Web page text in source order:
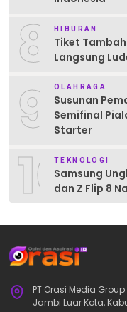
8 HIBURAN
Tiket
Langsung
9 OLAHRAGA
Susunan
Semifinal
Starter
10TEKNOLOGI
Samsung
dan Z Flip 8
PT Orasi Media
Jambi Luar Kota,